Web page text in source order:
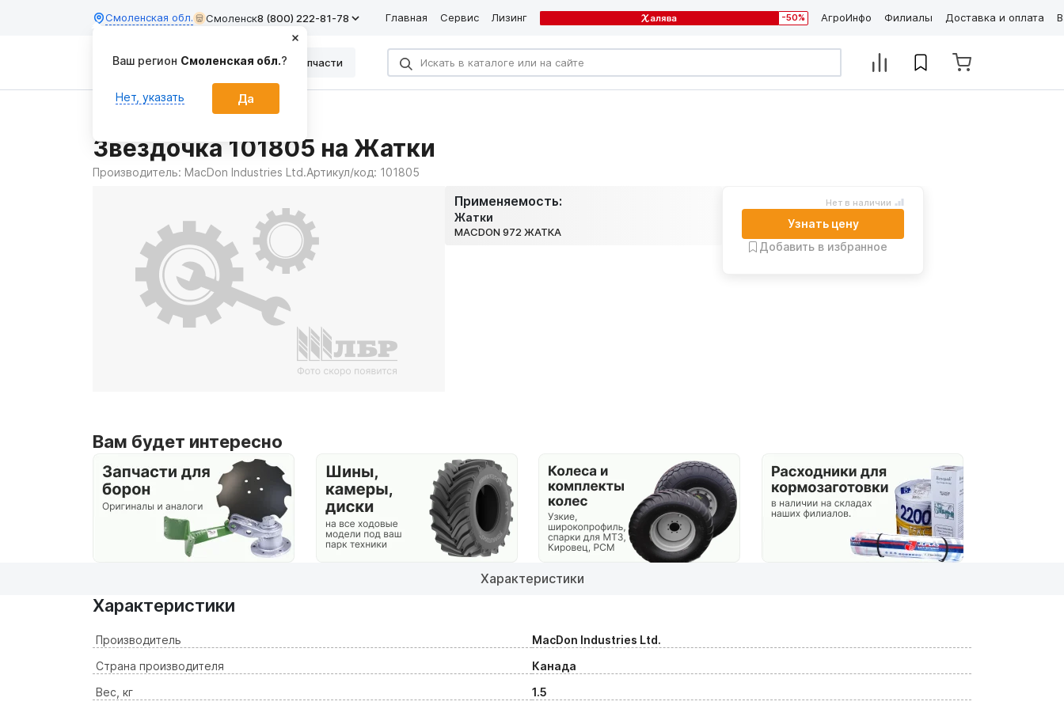
Смоленская обл. Смоленск8 (800) 222-81-78 Главная Сервис Лизинг -50% АгроИнфо Филиалы Доставка и оплата
Каталог Запчасти
Звездочка 101805 на Жатки
Производитель: MacDon Industries Ltd.Артикул/код: 101805
Применяемость:
Жатки
MACDON 972 ЖАТКА
Нет в наличии
Узнать цену
Добавить в избранное
Вам будет интересно
Характеристики
Характеристики
Производитель
MacDon Industries Ltd.
Страна производителя
Канада
Вес, кг
1.5
Ваш регион Смоленская обл.?
Нет, указать Да